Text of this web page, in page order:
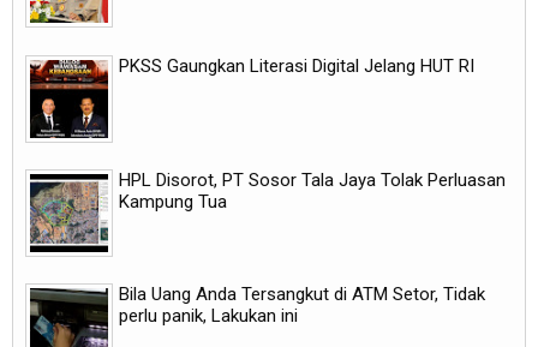
PKSS Gaungkan Literasi Digital Jelang HUT RI
HPL Disorot, PT Sosor Tala Jaya Tolak Perluasan
Kampung Tua
Bila Uang Anda Tersangkut di ATM Setor, Tidak
perlu panik, Lakukan ini